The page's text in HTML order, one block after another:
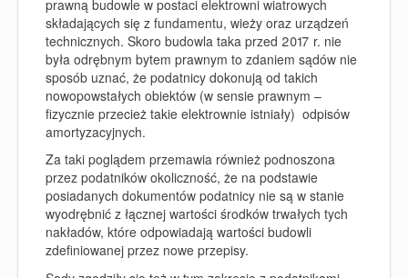
prawną budowle w postaci elektrowni wiatrowych
składających się z fundamentu, wieży oraz urządzeń
technicznych. Skoro budowla taka przed 2017 r. nie
była odrębnym bytem prawnym to zdaniem sądów nie
sposób uznać, że podatnicy dokonują od takich
nowopowstałych obiektów (w sensie prawnym –
fizycznie przecież takie elektrownie istniały) odpisów
amortyzacyjnych.
Za taki poglądem przemawia również podnoszona
przez podatników okoliczność, że na podstawie
posiadanych dokumentów podatnicy nie są w stanie
wyodrębnić z łącznej wartości środków trwałych tych
nakładów, które odpowiadają wartości budowli
zdefiniowanej przez nowe przepisy.